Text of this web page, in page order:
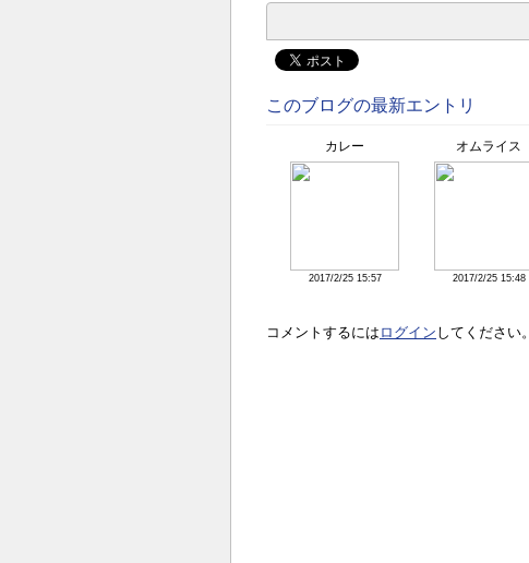
このブログの最新エントリ
カレー
2017/2/25 15:57
オムライス
2017/2/25 15:48
コメントするには ログイン してください。